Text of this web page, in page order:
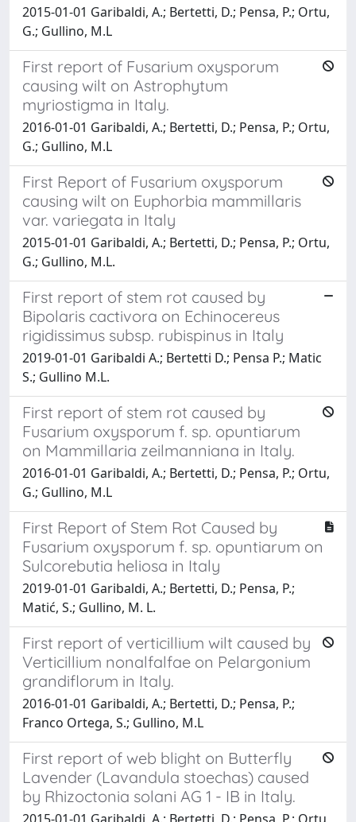
2015-01-01 Garibaldi, A.; Bertetti, D.; Pensa, P.; Ortu,
G.; Gullino, M.L
First report of Fusarium oxysporum
causing wilt on Astrophytum
myriostigma in Italy.
2016-01-01 Garibaldi, A.; Bertetti, D.; Pensa, P.; Ortu,
G.; Gullino, M.L
First Report of Fusarium oxysporum
causing wilt on Euphorbia mammillaris
var. variegata in Italy
2015-01-01 Garibaldi, A.; Bertetti, D.; Pensa, P.; Ortu,
G.; Gullino, M.L.
First report of stem rot caused by
Bipolaris cactivora on Echinocereus
rigidissimus subsp. rubispinus in Italy
2019-01-01 Garibaldi A.; Bertetti D.; Pensa P.; Matic
S.; Gullino M.L.
First report of stem rot caused by
Fusarium oxysporum f. sp. opuntiarum
on Mammillaria zeilmanniana in Italy.
2016-01-01 Garibaldi, A.; Bertetti, D.; Pensa, P.; Ortu,
G.; Gullino, M.L
First Report of Stem Rot Caused by
Fusarium oxysporum f. sp. opuntiarum on
Sulcorebutia heliosa in Italy
2019-01-01 Garibaldi, A.; Bertetti, D.; Pensa, P.;
Matić, S.; Gullino, M. L.
First report of verticillium wilt caused by
Verticillium nonalfalfae on Pelargonium
grandiflorum in Italy.
2016-01-01 Garibaldi, A.; Bertetti, D.; Pensa, P.;
Franco Ortega, S.; Gullino, M.L
First report of web blight on Butterfly
Lavender (Lavandula stoechas) caused
by Rhizoctonia solani AG 1 - IB in Italy.